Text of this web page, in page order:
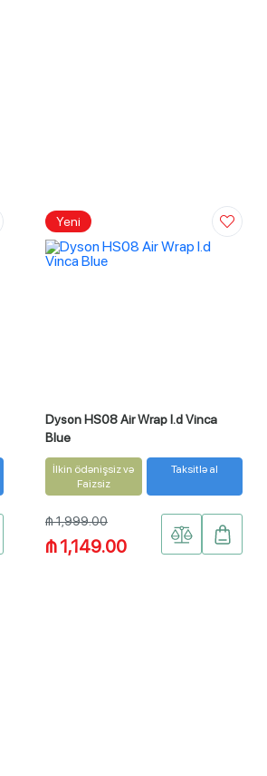
Yeni
Dyson HS08 Air Wrap I.d Vinca
Blue
İlkin ödənişsiz və
Faizsiz
Taksitlə al
₼ 1,999.00
₼ 1,149.00